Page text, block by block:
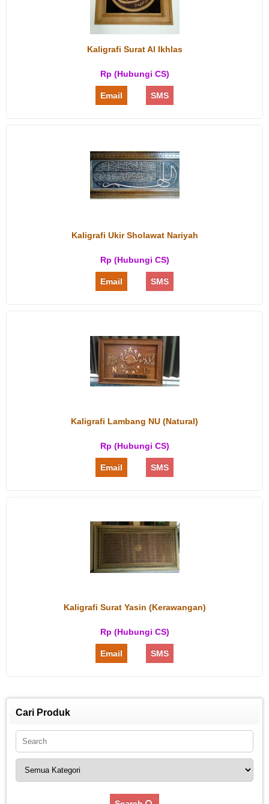
Kaligrafi Surat Al Ikhlas
Rp (Hubungi CS)
Email SMS
Kaligrafi Ukir Sholawat Nariyah
Rp (Hubungi CS)
Email SMS
Kaligrafi Lambang NU (Natural)
Rp (Hubungi CS)
Email SMS
Kaligrafi Surat Yasin (Kerawangan)
Rp (Hubungi CS)
Email SMS
Cari Produk